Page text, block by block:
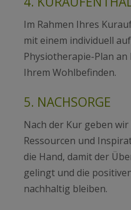
Im Rahmen Ihres
mit einem individuell
Physiotherapie-Plan
Ihrem Wohlbefinden.
5. NACHSORGE
Nach der Kur geben
Ressourcen und
die Hand, damit der
gelingt und die
nachhaltig bleiben.